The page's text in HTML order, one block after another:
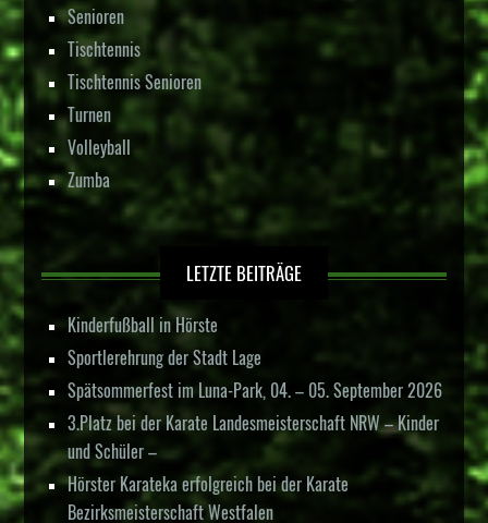
Senioren
Tischtennis
Tischtennis Senioren
Turnen
Volleyball
Zumba
LETZTE BEITRÄGE
Kinderfußball in Hörste
Sportlerehrung der Stadt Lage
Spätsommerfest im Luna-Park, 04. – 05. September 2026
3.Platz bei der Karate Landesmeisterschaft NRW – Kinder
und Schüler –
Hörster Karateka erfolgreich bei der Karate
Bezirksmeisterschaft Westfalen